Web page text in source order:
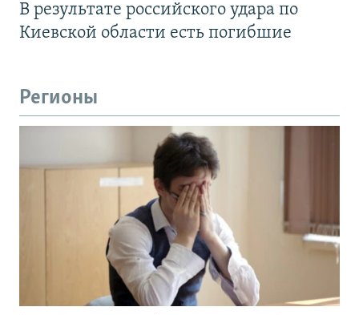
В результате российского удара по
Киевской области есть погибшие
Регионы